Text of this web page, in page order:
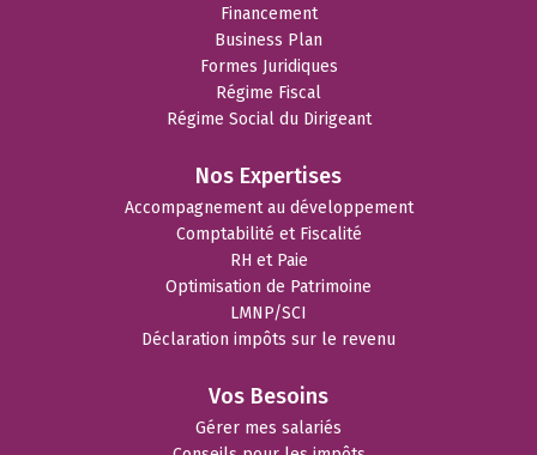
Financement
Business Plan
Formes Juridiques
Régime Fiscal
Régime Social du Dirigeant
Nos Expertises
Accompagnement au développement
Comptabilité et Fiscalité
RH et Paie
Optimisation de Patrimoine
LMNP/SCI
Déclaration impôts sur le revenu
Vos Besoins
Gérer mes salariés